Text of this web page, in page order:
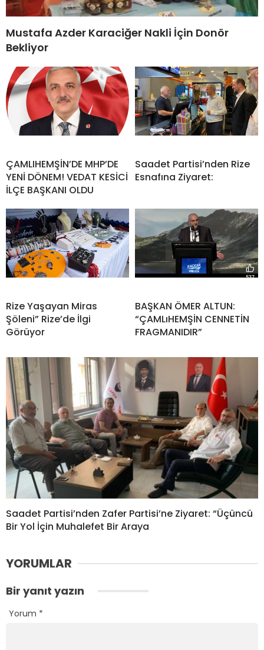
Mustafa Azder Karaciğer Nakli İçin Donör
Bekliyor
ÇAMLIHEMŞİN’DE MHP’DE
YENİ DÖNEM! VEDAT KESİCİ
İLÇE BAŞKANI OLDU
Saadet Partisi’nden Rize
Esnafına Ziyaret:
Rize Yaşayan Miras
Şöleni” Rize’de İlgi
Görüyor
BAŞKAN ÖMER ALTUN:
“ÇAMLıHEMŞİN CENNETİN
FRAGMANIDIR”
Saadet Partisi’nden Zafer Partisi’ne Ziyaret: “Üçüncü
Bir Yol İçin Muhalefet Bir Araya
YORUMLAR
Bir yanıt yazın
Yorum *